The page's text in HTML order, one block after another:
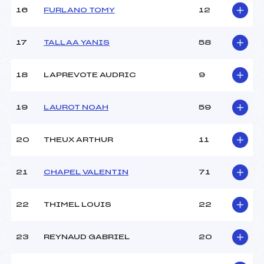
U10
16 FURLANO TOMY 12
17 TALLAA YANIS 58
18 LAPREVOTE AUDRIC 9
19 LAUROT NOAH 59
20 THEUX ARTHUR 11
21 CHAPEL VALENTIN 71
22 THIMEL LOUIS 22
23 REYNAUD GABRIEL 20